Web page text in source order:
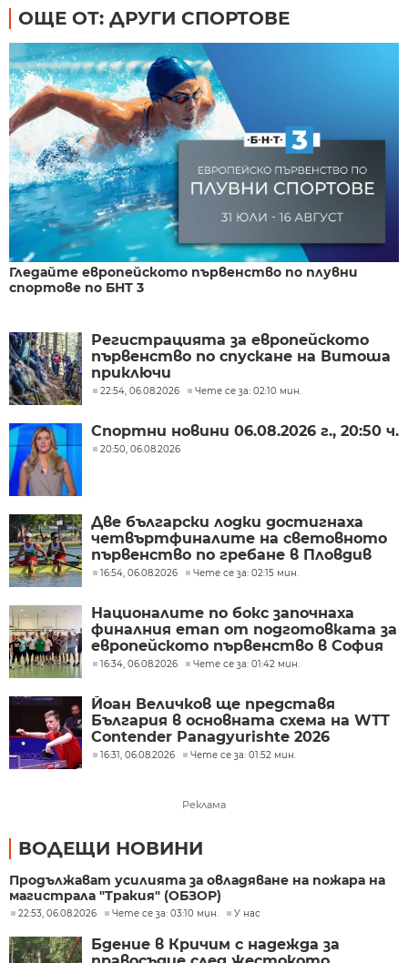
ОЩЕ ОТ: ДРУГИ СПОРТОВЕ
Гледайте европейското първенство по плувни
спортове по БНТ 3
Регистрацията за европейското
първенство по спускане на Витоша
приключи
22:54, 06.08.2026 Чете се за: 02:10 мин.
Спортни новини 06.08.2026 г., 20:50 ч.
20:50, 06.08.2026
Две български лодки достигнаха
четвъртфиналите на световното
първенство по гребане в Пловдив
16:54, 06.08.2026 Чете се за: 02:15 мин.
Националите по бокс започнаха
финалния етап от подготовката за
европейското първенство в София
16:34, 06.08.2026 Чете се за: 01:42 мин.
Йоан Величков ще представя
България в основната схема на WTT
Contender Panagyurishte 2026
16:31, 06.08.2026 Чете се за: 01:52 мин.
Реклама
ВОДЕЩИ НОВИНИ
Продължават усилията за овладяване на пожара на
магистрала "Тракия" (ОБЗОР)
22:53, 06.08.2026 Чете се за: 03:10 мин. У нас
Бдение в Кричим с надежда за